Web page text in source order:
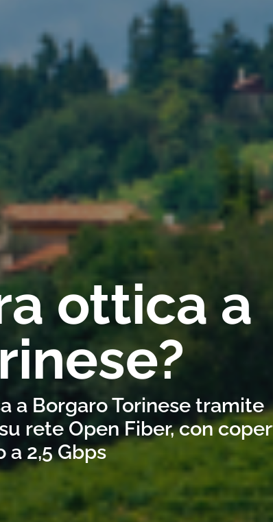
ottica a
a Borgaro Torinese tramite
rete Open Fiber, con
2,5 Gbps